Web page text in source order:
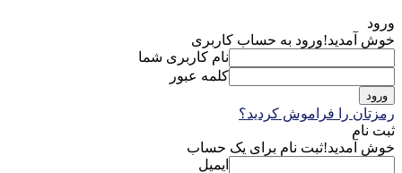
ورود
خوش آمدید!ورود به حساب کاربری
نام کاربری شما
کلمه عبور
رمزتان را فراموش کردید؟
ثبت نام
خوش آمدید!ثبت نام برای یک حساب
ایمیل